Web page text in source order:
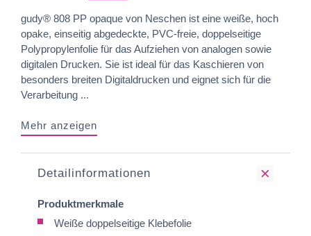
gudy® 808 PP opaque von Neschen ist eine weiße, hoch
opake, einseitig abgedeckte, PVC-freie, doppelseitige
Polypropylenfolie für das Aufziehen von analogen sowie
digitalen Drucken. Sie ist ideal für das Kaschieren von
besonders breiten Digitaldrucken und eignet sich für die
Verarbeitung ...
Mehr anzeigen
Detailinformationen
Produktmerkmale
Weiße doppelseitige Klebefolie